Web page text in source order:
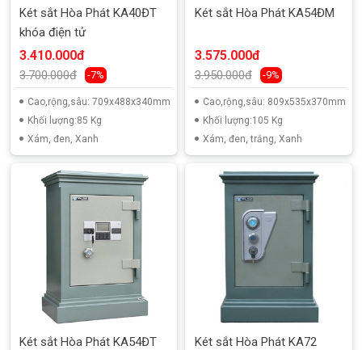
Két sắt Hòa Phát KA40ĐT
khóa điện tử
3.410.000đ
3.700.000đ -7%
Cao,rộng,sâu: 709x488x340mm
Khối lượng:85 Kg
Xám, đen, Xanh
Két sắt Hòa Phát KA54ĐM
3.575.000đ
3.950.000đ -9%
Cao,rộng,sâu: 809x535x370mm
Khối lượng:105 Kg
Xám, đen, trắng, Xanh
Két sắt Hòa Phát KA54ĐT
Két sắt Hòa Phát KA72